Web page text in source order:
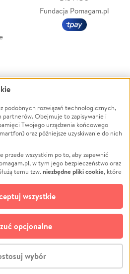
- za darmo
Fundacja Pomagam.pl
Powódź
Wichura
NGO
Edukacja
Podróż
Impreza
Ochrona środowiska
Biznes
SP. Z O.O.
podobnych rozwiązań technologicznych,
partnerów. Obejmuje to zapisywanie i
Twojego urządzenia końcowego
oraz późniejsze uzyskiwanie do nich
wszystkim po to, aby zapewnić
w tym jego bezpieczeństwo oraz
temu tzw.niezbędne pliki cookie, które
plików cookie
i retargetingowych. Możesz wyrazić
W dowolnym momencie masz
na stronie „Zarządzaj zgodami cookie”,
serwisu Pomagam.pl. Opcjonalne pliki
celach:
Dzięki nim możemy zrozumieć, jak
serwisu – skąd trafiają do serwisu, jak
wybór
opcjonalne
wszystkie